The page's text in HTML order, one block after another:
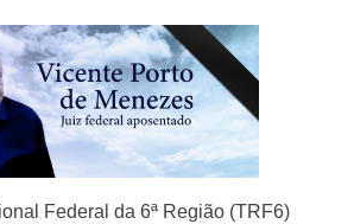
Federal da 6ª Região (TRF6)